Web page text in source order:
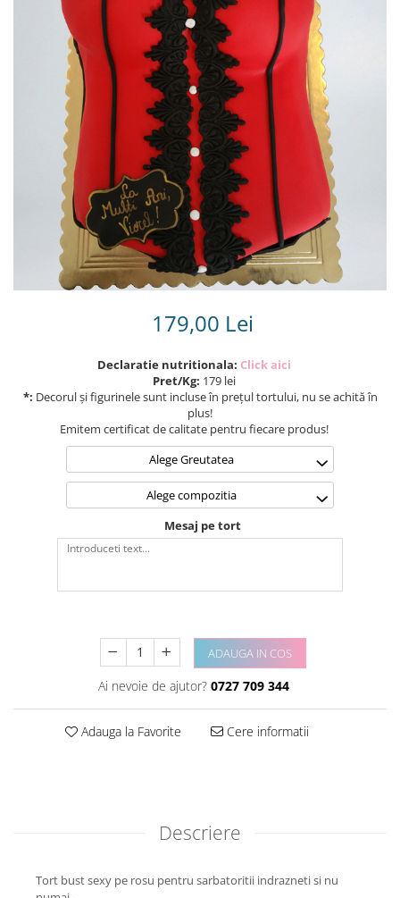
Torturi in frosting- crema pentru
Torturi cu flori
Tortulețe 1.7 kg - 2 kg
179,00 Lei
Declaratie nutritionala: Click aici
Pret/Kg: 179 lei
*: Decorul și figurinele sunt incluse în prețul tortului, nu se achită în
plus!
Emitem certificat de calitate pentru fiecare produs!
Alege Greutatea
Alege compozitia
Mesaj pe tort
ADAUGA IN COS
Ai nevoie de ajutor? 0727 709 344
Adauga la Favorite Cere informatii
Descriere
Tort bust sexy pe rosu pentru sarbatoritii indrazneti si nu